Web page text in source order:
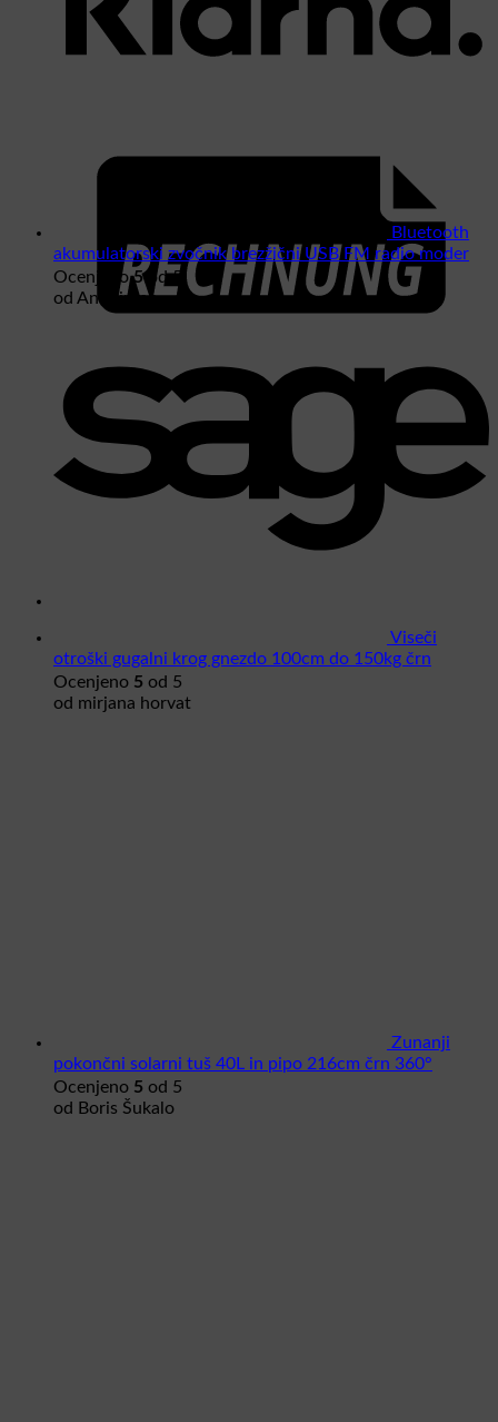
Bluetooth
akumulatorski zvočnik brezžični USB FM radio moder
Ocenjeno5od 5
od Anonimno
Viseči
otroški gugalni krog gnezdo 100cm do 150kg črn
Ocenjeno 5 od 5
od mirjana horvat
Zunanji
pokončni solarni tuš 40L in pipo 216cm črn 360°
Ocenjeno 5 od 5
od Boris Šukalo